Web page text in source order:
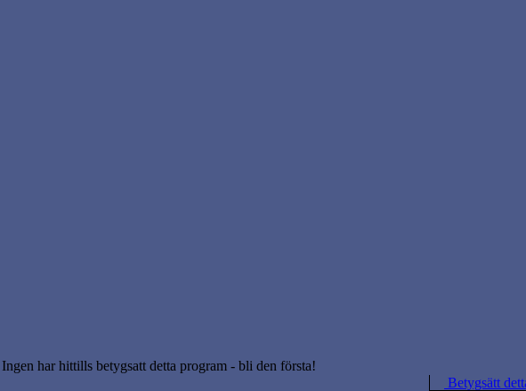
Ingen har hittills betygsatt detta program - bli den första!
Betygsätt